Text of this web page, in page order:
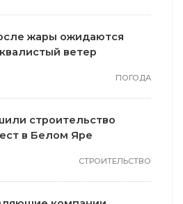
жары ожидаются
ветер
ПОГОДА
строительство
в Белом Яре
СТРОИТЕЛЬСТВО